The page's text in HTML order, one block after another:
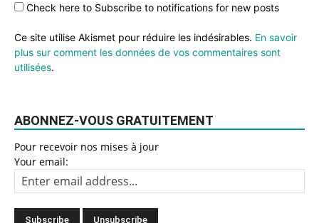
Check here to Subscribe to notifications for new posts
Ce site utilise Akismet pour réduire les indésirables. En savoir
plus sur comment les données de vos commentaires sont
utilisées.
ABONNEZ-VOUS GRATUITEMENT
Pour recevoir nos mises à jour
Your email: